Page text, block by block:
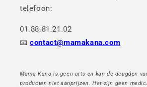
telefoon:
01.88.81.21.02
📧contact@mamakana.com
Mama Kana is geen arts en kan de deugden
producten niet aanprijzen. Het zijn geen